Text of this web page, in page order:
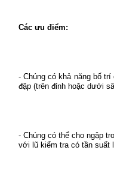
Các ưu điểm:
- Chúng có khả năng bố
đập (trên đỉnh hoặc dưới
- Chúng có thể cho ngập
với lũ kiểm tra có tần suất